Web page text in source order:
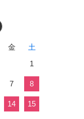
金
土
1
7 8
14 15